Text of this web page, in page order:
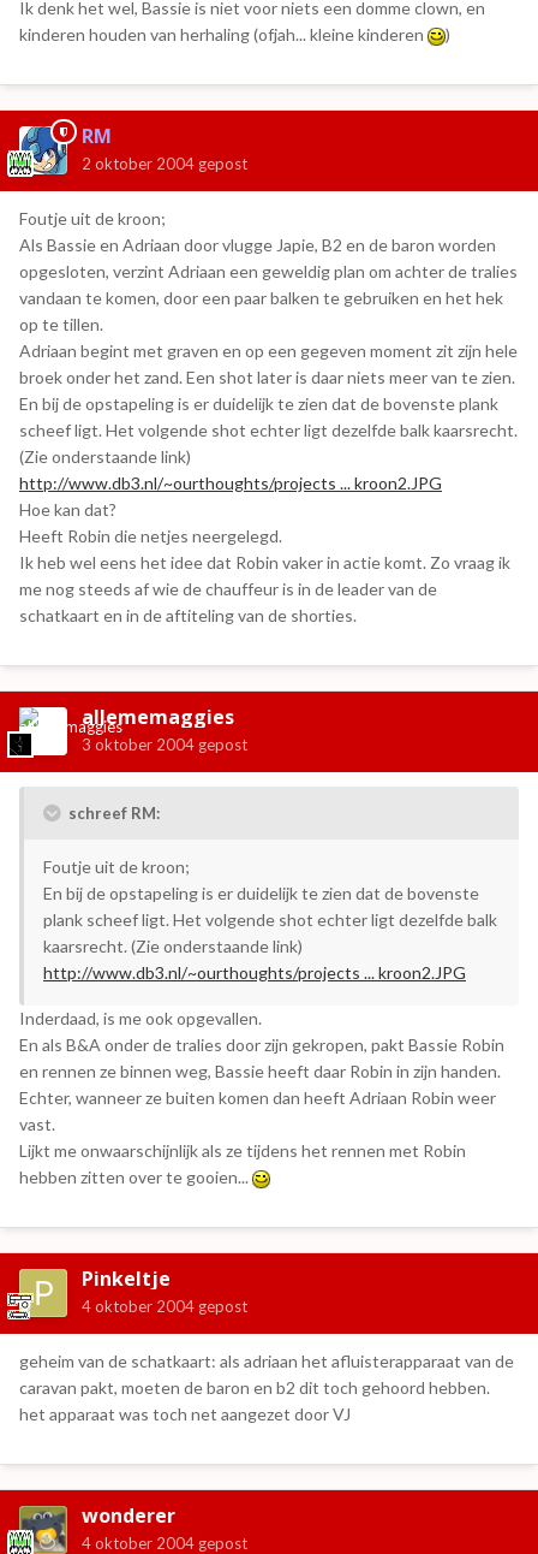
Ik denk het wel, Bassie is niet voor niets een domme clown, en
kinderen houden van herhaling (ofjah... kleine kinderen
)
RM
2 oktober 2004 gepost
Foutje uit de kroon;
Als Bassie en Adriaan door vlugge Japie, B2 en de baron worden
opgesloten, verzint Adriaan een geweldig plan om achter de tralies
vandaan te komen, door een paar balken te gebruiken en het hek
op te tillen.
Adriaan begint met graven en op een gegeven moment zit zijn hele
broek onder het zand. Een shot later is daar niets meer van te zien.
En bij de opstapeling is er duidelijk te zien dat de bovenste plank
scheef ligt. Het volgende shot echter ligt dezelfde balk kaarsrecht.
(Zie onderstaande link)
http://www.db3.nl/~ourthoughts/projects ... kroon2.JPG
Hoe kan dat?
Heeft Robin die netjes neergelegd.
Ik heb wel eens het idee dat Robin vaker in actie komt. Zo vraag ik
me nog steeds af wie de chauffeur is in de leader van de
schatkaart en in de aftiteling van de shorties.
allememaggies
3 oktober 2004 gepost
schreef RM:
Foutje uit de kroon;
En bij de opstapeling is er duidelijk te zien dat de bovenste
plank scheef ligt. Het volgende shot echter ligt dezelfde balk
kaarsrecht. (Zie onderstaande link)
http://www.db3.nl/~ourthoughts/projects ... kroon2.JPG
Inderdaad, is me ook opgevallen.
En als B&A onder de tralies door zijn gekropen, pakt Bassie Robin
en rennen ze binnen weg, Bassie heeft daar Robin in zijn handen.
Echter, wanneer ze buiten komen dan heeft Adriaan Robin weer
vast.
Lijkt me onwaarschijnlijk als ze tijdens het rennen met Robin
hebben zitten over te gooien...
Pinkeltje
4 oktober 2004 gepost
geheim van de schatkaart: als adriaan het afluisterapparaat van de
caravan pakt, moeten de baron en b2 dit toch gehoord hebben.
het apparaat was toch net aangezet door VJ
wonderer
4 oktober 2004 gepost